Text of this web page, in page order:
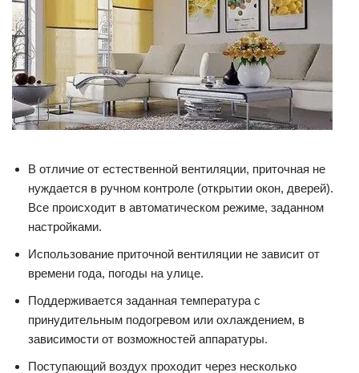
В отличие от естественной вентиляции, приточная не
нуждается в ручном контроле (открытии окон, дверей).
Все происходит в автоматическом режиме, заданном
настройками.
Использование приточной вентиляции не зависит от
времени года, погоды на улице.
Поддерживается заданная температура с
принудительным подогревом или охлаждением, в
зависимости от возможностей аппаратуры.
Поступающий воздух проходит через несколько